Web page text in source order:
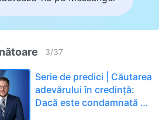
3/37
Serie de predici | Căutarea
adevărului în credință:
Dacă este condamnată de